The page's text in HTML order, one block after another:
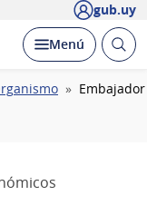
gub.uy
Desplegar
Menú Abrir